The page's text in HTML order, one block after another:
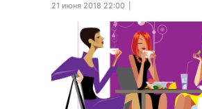
21 июня 2018 22:00